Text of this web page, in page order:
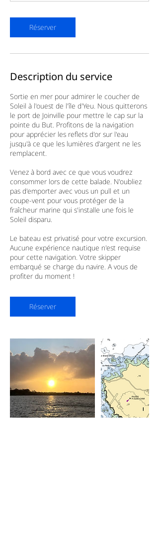
Réserver
Description du service
Sortie en mer pour admirer le coucher de
Soleil à l'ouest de l'île d'Yeu. Nous quitterons
le port de Joinville pour mettre le cap sur la
pointe du But. Profitons de la navigation
pour apprécier les reflets d'or sur l'eau
jusqu'à ce que les lumières d'argent ne les
remplacent.
Venez à bord avec ce que vous voudrez
consommer lors de cette balade. N'oubliez
pas d'emporter avec vous un pull et un
coupe-vent pour vous protéger de la
fraîcheur marine qui s'installe une fois le
Soleil disparu.
Le bateau est privatisé pour votre excursion.
Aucune expérience nautique n'est requise
pour cette navigation. Votre skipper
embarqué se charge du navire. A vous de
profiter du moment !
Réserver